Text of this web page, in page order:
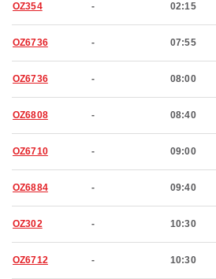
OZ354 - 02:15
OZ6736 - 07:55
OZ6736 - 08:00
OZ6808 - 08:40
OZ6710 - 09:00
OZ6884 - 09:40
OZ302 - 10:30
OZ6712 - 10:30